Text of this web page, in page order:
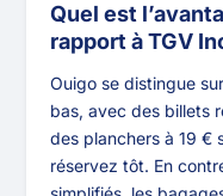
Quel est
rapport à TGV
Ouigo se distingue
bas, avec des billets
des planchers à 19 €
réservez tôt. En